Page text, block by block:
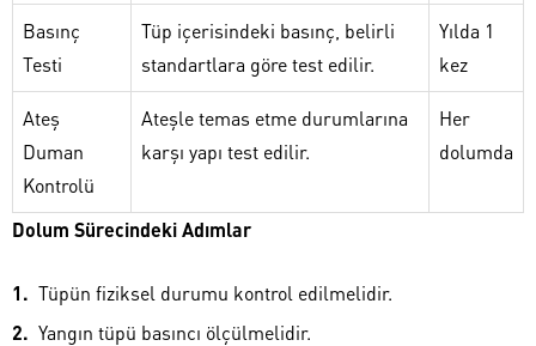
Basınç
Testi
Tüp içerisindeki basınç, belirli
standartlara göre test edilir.
Yılda 1
kez
Ateş
Duman
Kontrolü
Ateşle temas etme durumlarına
karşı yapı test edilir.
Her
dolumda
Dolum Sürecindeki Adımlar
Tüpün fiziksel durumu kontrol edilmelidir.
Yangın tüpü basıncı ölçülmelidir.